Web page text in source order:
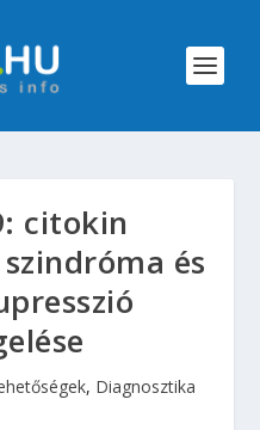
citokin
és
, Diagnosztika